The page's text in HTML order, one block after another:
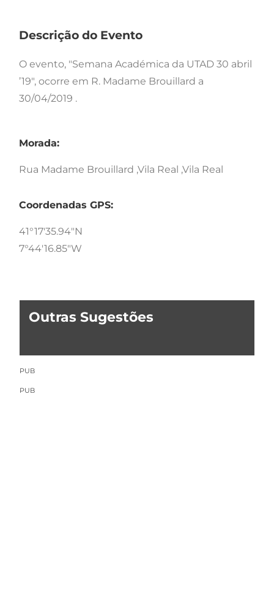
Descrição do Evento
O evento, "Semana Académica da UTAD 30 abril
’19", ocorre em R. Madame Brouillard a
30/04/2019 .
Morada:
Rua Madame Brouillard ,Vila Real ,Vila Real
Coordenadas GPS:
41°17'35.94"N
7°44'16.85"W
Outras Sugestões
PUB
PUB